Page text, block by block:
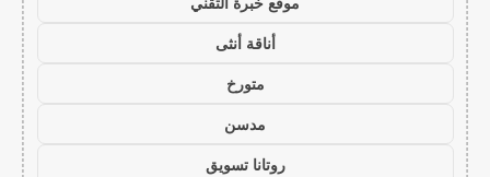
أناقة أنثى
متورخ
مدسن
روتانا تسويق